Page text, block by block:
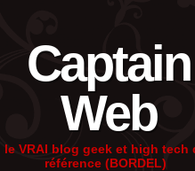
Captain
Web
le VRAI blog geek et high tech
référence (BORDEL)